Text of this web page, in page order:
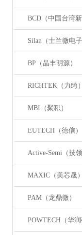
BCD（中国台湾新
Silan（士兰微电子
BP（晶丰明源）
RICHTEK（力绮）
MBI（聚积）
EUTECH（德信）
Active-Semi（技
MAXIC（美芯晟）
PAM（龙鼎微）
POWTECH（华润